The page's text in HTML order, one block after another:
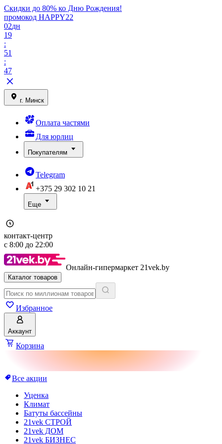
Скидки до 80% ко Дню Рождения!
промокод HAPPY22
02дн
19
:
51
:
47
г. Минск
Оплата частями
Для юрлиц
Покупателям
Telegram
+375 29 302 10 21
Еще
контакт-центр
с 8:00 до 22:00
Онлайн-гипермаркет 21vek.by
Каталог товаров
Избранное
Аккаунт
Корзина
Все акции
Уценка
Климат
Батуты бассейны
21vek СТРОЙ
21vek ДОМ
21vek БИЗНЕС